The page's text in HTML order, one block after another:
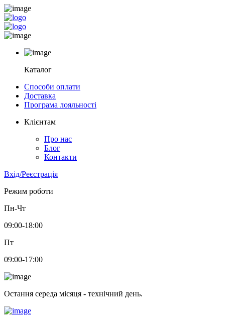
Каталог
Способи оплати
Доставка
Програма лояльності
Клієнтам
Про нас
Блог
Контакти
Вхід/Реєстрація
Режим роботи
Пн-Чт
09:00-18:00
Пт
09:00-17:00
Остання середа місяця - технічний день.